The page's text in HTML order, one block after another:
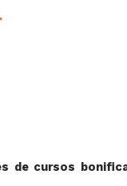
de cursos